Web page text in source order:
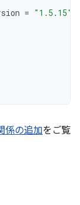
= "1.5.15"
係の追加をご覧